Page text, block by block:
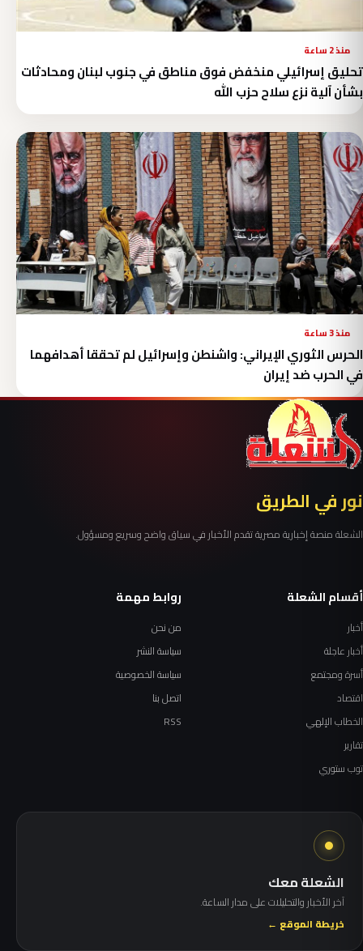
منذ 2 ساعة
تحليق إسرائيلي منخفض فوق مناطق في جنوب لبنان ومحادثات
بشأن آلية نزع سلاح حزب الله
منذ 3 ساعة
الحرس الثوري الإيراني: واشنطن وإسرائيل لم تحققا أهدافهما
في الحرب ضد إيران
نور في الطريق
الشعلة منصة إخبارية مصرية تقدم الأخبار في سياق واضح وسريع ومسؤول.
أقسام الشعلة
أخبار
أخبار عاجلة
أسرة ومجتمع
اقتصاد
الخطاب الإلهي
تقارير
توب ستوري
روابط مهمة
من نحن
سياسة النشر
سياسة الخصوصية
اتصل بنا
RSS
الشعلة معك
آخر الأخبار والتحليلات على مدار الساعة.
خريطة الموقع ←